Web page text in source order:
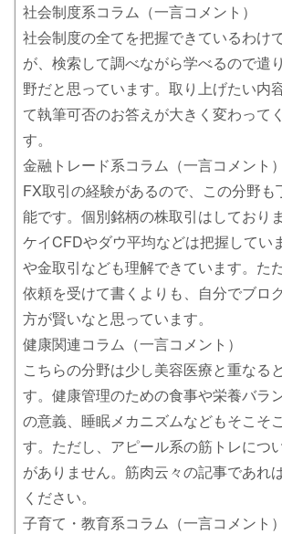
社会制度系コラム（一言コメント）
社会制度の全てを把握できているわけ
が、検索して調べながら学べるので遣
野だと思っています。取り上げたい内
て執筆可否のお答えが大きく変わって
す。
金融トレード系コラム（一言コメント）
FX取引の経験があるので、この分野も
能です。個別銘柄の株取引はしており
ケイCFDやダウ平均などは把握してい
や金取引なども理解できています。た
依頼を受けて書くよりも、自分でブロ
方が賢いなと思っています。
健康関連コラム（一言コメント）
こちらの分野は少し美容医療と重なる
す。健康管理のための食事や栄養バラ
の意義、睡眠メカニズムなどもそこそ
す。ただし、アピール系の筋トレにつ
がありません。筋肉云々の記事であれ
ください。
子育て・教育系コラム（一言コメント）